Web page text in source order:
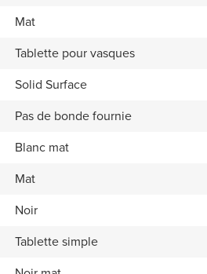
Mat
Tablette pour vasques
Solid Surface
Pas de bonde fournie
Blanc mat
Mat
Noir
Tablette simple